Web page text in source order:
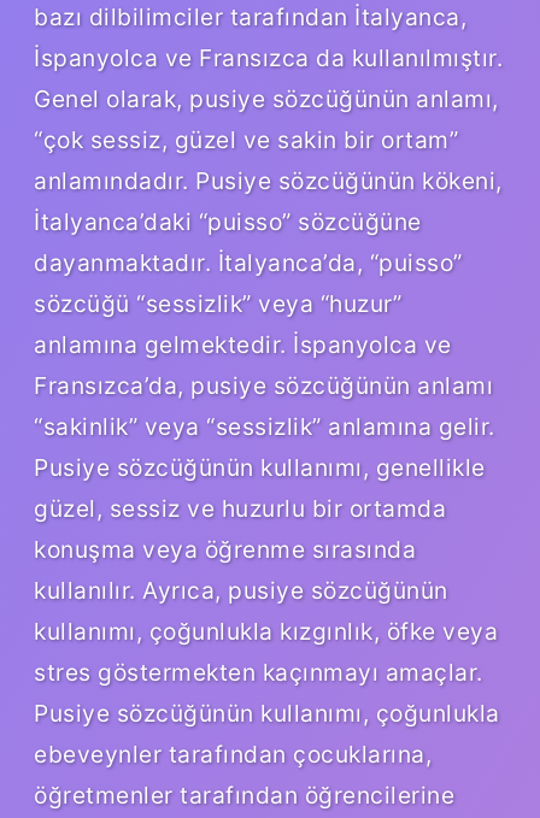
bazı dilbilimciler tarafından İtalyanca,
İspanyolca ve Fransızca da kullanılmıştır.
Genel olarak, pusiye sözcüğünün anlamı,
“çok sessiz, güzel ve sakin bir ortam”
anlamındadır. Pusiye sözcüğünün kökeni,
İtalyanca’daki “puisso” sözcüğüne
dayanmaktadır. İtalyanca’da, “puisso”
sözcüğü “sessizlik” veya “huzur”
anlamına gelmektedir. İspanyolca ve
Fransızca’da, pusiye sözcüğünün anlamı
“sakinlik” veya “sessizlik” anlamına gelir.
Pusiye sözcüğünün kullanımı, genellikle
güzel, sessiz ve huzurlu bir ortamda
konuşma veya öğrenme sırasında
kullanılır. Ayrıca, pusiye sözcüğünün
kullanımı, çoğunlukla kızgınlık, öfke veya
stres göstermekten kaçınmayı amaçlar.
Pusiye sözcüğünün kullanımı, çoğunlukla
ebeveynler tarafından çocuklarına,
öğretmenler tarafından öğrencilerine